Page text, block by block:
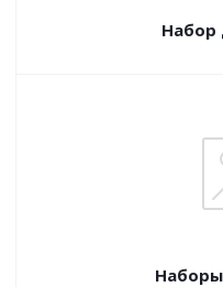
Набор